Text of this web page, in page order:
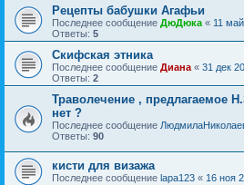
Рецепты бабушки Агафьи
Последнее сообщение ДюДюка « 11
Ответы: 5
Скифская этника
Последнее сообщение Диана « 31 дек
Ответы: 2
Траволечение , предлагаемое
нет ?
Последнее сообщение
Ответы: 90
кисти для визажа
Последнее сообщение lapa123 « 16 ноя